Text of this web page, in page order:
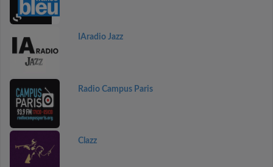
IAradio Jazz
Radio Campus Paris
Clazz